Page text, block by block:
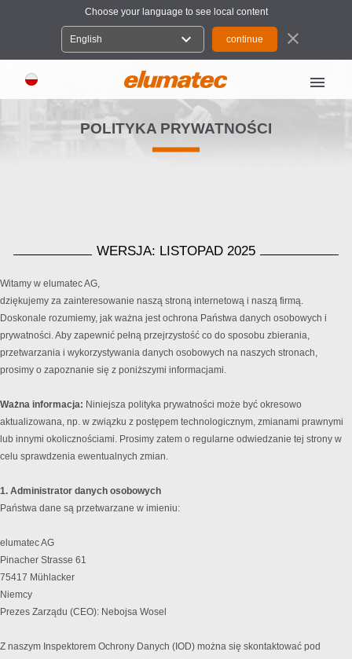
Choose your language to see local content
English expand_more close
menu
POLITYKA PRYWATNOŚCI
WERSJA: LISTOPAD 2025
Witamy w elumatec AG,
dziękujemy za zainteresowanie naszą stroną internetową i naszą firmą.
Doskonale rozumiemy, jak ważna jest ochrona Państwa danych osobowych i
prywatności. Aby zapewnić pełną przejrzystość co do sposobu zbierania,
przetwarzania i wykorzystywania danych osobowych na naszych stronach,
prosimy o zapoznanie się z poniższymi informacjami.
Ważna informacja: Niniejsza polityka prywatności może być okresowo
aktualizowana, np. w związku z postępem technologicznym, zmianami prawnymi
lub innymi okolicznościami. Prosimy zatem o regularne odwiedzanie tej strony w
celu sprawdzenia ewentualnych zmian.
1. Administrator danych osobowych
Państwa dane są przetwarzane w imieniu:
elumatec AG
Pinacher Strasse 61
75417 Mühlacker
Niemcy
Prezes Zarządu (CEO): Nebojsa Wosel
Z naszym Inspektorem Ochrony Danych (IOD) można się skontaktować pod